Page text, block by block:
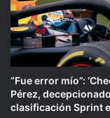
“Fue error mío”:
Pérez,
clasificación Sprint